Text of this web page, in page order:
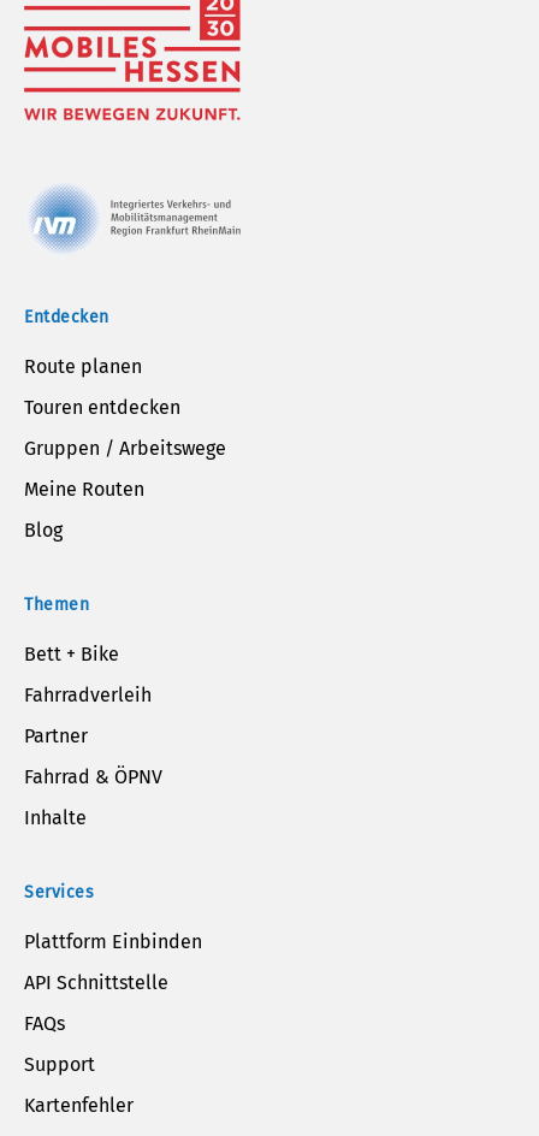
Entdecken
Route planen
Touren entdecken
Gruppen / Arbeitswege
Meine Routen
Blog
Themen
Bett + Bike
Fahrradverleih
Partner
Fahrrad & ÖPNV
Inhalte
Services
Plattform Einbinden
API Schnittstelle
FAQs
Support
Kartenfehler